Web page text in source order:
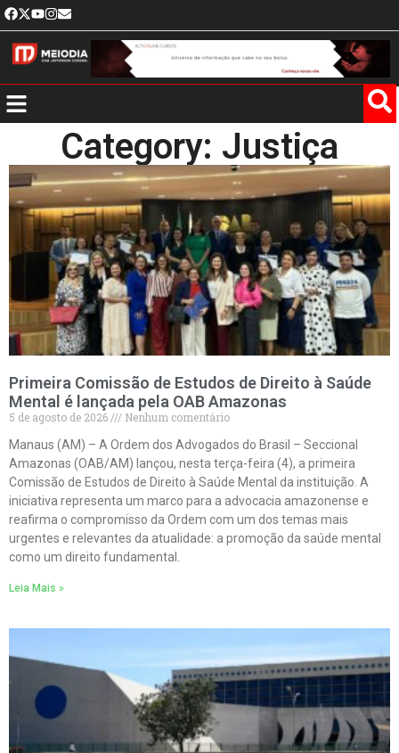
Category: Justiça
Primeira Comissão de Estudos de Direito à Saúde
Mental é lançada pela OAB Amazonas
5 de agosto de 2026
Nenhum comentário
Manaus (AM) – A Ordem dos Advogados do Brasil – Seccional
Amazonas (OAB/AM) lançou, nesta terça-feira (4), a primeira
Comissão de Estudos de Direito à Saúde Mental da instituição. A
iniciativa representa um marco para a advocacia amazonense e
reafirma o compromisso da Ordem com um dos temas mais
urgentes e relevantes da atualidade: a promoção da saúde mental
como um direito fundamental.
Leia Mais »